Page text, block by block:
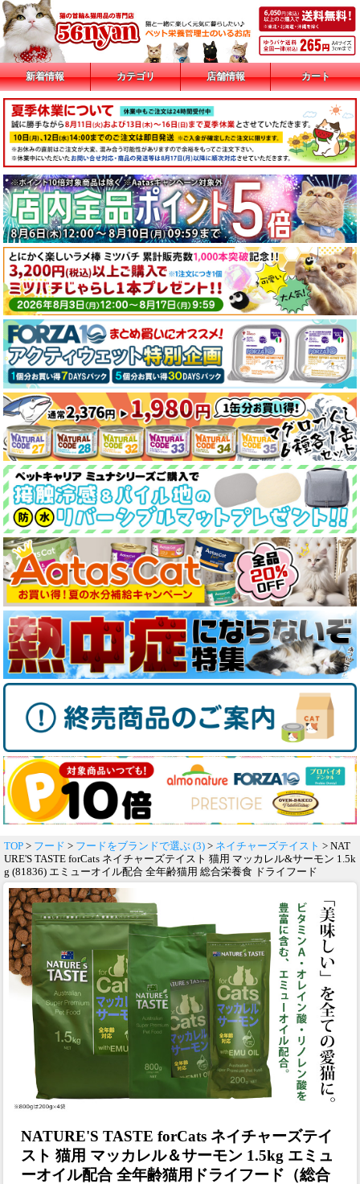
新着情報 カテゴリ 店舗情報 カート
TOP > フード > フードをブランドで選ぶ (3) > ネイチャーズテイスト > NAT
URE'S TASTE forCats ネイチャーズテイスト 猫用 マッカレル&サーモン 1.5k
g (81836) エミューオイル配合 全年齢猫用 総合栄養食 ドライフード
NATURE'S TASTE forCats ネイチャーズテイ
スト 猫用 マッカレル＆サーモン 1.5kg エミュ
ーオイル配合 全年齢猫用ドライフード（総合